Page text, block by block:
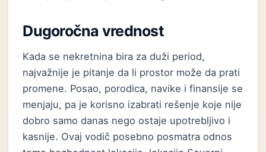
Dugoročna vrednost
Kada se nekretnina bira za duži period,
najvažnije je pitanje da li prostor može da prati
promene. Posao, porodica, navike i finansije se
menjaju, pa je korisno izabrati rešenje koje nije
dobro samo danas nego ostaje upotrebljivo i
kasnije. Ovaj vodič posebno posmatra odnos